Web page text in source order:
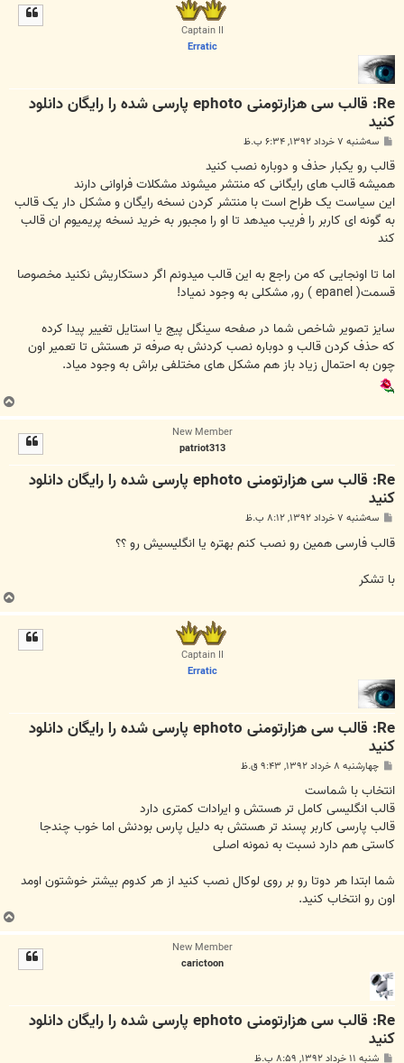
Captain II
Erratic
Re: قالب سی هزارتومنی ephoto پارسی شده را رایگان دانلود
کنید
ت
سه‌شنبه ۷ خرداد ۱۳۹۲, ۶:۳۴ ب.ظ
قالب رو یکبار حذف و دوباره نصب کنید
همیشه قالب های رایگانی که منتشر میشوند مشکلات فراوانی دارند
این سیاست یک طراح است با منتشر کردن نسخه رایگان و مشکل دار یک قالب
به گونه ای کاربر را فریب میدهد تا او را مجبور به خرید نسخه پریمیوم ان قالب
کند
اما تا اونجایی که من راجع به این قالب میدونم اگر دستکاریش نکنید مخصوصا
قسمت( epanel ) رو, مشکلی به وجود نمیاد!
سایز تصویر شاخص شما در صفحه سینگل پیج یا استایل تغییر پیدا کرده
که حذف کردن قالب و دوباره نصب کردنش به صرفه تر هستش تا تعمیر اون
چون به احتمال زیاد باز هم مشکل های مختلفی براش به وجود میاد.
New Member
patriot313
Re: قالب سی هزارتومنی ephoto پارسی شده را رایگان دانلود
کنید
ت
سه‌شنبه ۷ خرداد ۱۳۹۲, ۸:۱۲ ب.ظ
قالب فارسی همین رو نصب کنم بهتره یا انگلیسیش رو ؟؟
با تشکر
Captain II
Erratic
Re: قالب سی هزارتومنی ephoto پارسی شده را رایگان دانلود
کنید
س
ت
چهارشنبه ۸ خرداد ۱۳۹۲, ۹:۴۳ ق.ظ
انتخاب با شماست
قالب انگلیسی کامل تر هستش و ایرادات کمتری دارد
قالب پارسی کاربر پسند تر هستش به دلیل پارس بودنش اما خوب چندجا
کاستی هم دارد نسبت به نمونه اصلی
شما ابتدا هر دوتا رو بر روی لوکال نصب کنید از هر کدوم بیشتر خوشتون اومد
اون رو انتخاب کنید.
New Member
carictoon
Re: قالب سی هزارتومنی ephoto پارسی شده را رایگان دانلود
کنید
شنبه ۱۱ خرداد ۱۳۹۲, ۸:۵۹ ب.ظ